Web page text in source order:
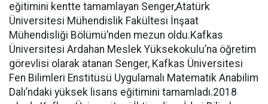
eğitimini kentte tamamlayan Senger,Atatürk
Üniversitesi Mühendislik Fakültesi İnşaat
Mühendisliği Bölümü’nden mezun oldu.Kafkas
Üniversitesi Ardahan Meslek Yüksekokulu’na öğretim
görevlisi olarak atanan Senger, Kafkas Üniversitesi
Fen Bilimleri Enstitüsü Uygulamalı Matematik Anabilim
Dalı’ndaki yüksek lisans eğitimini tamamladı.2018